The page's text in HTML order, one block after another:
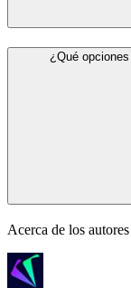
¿Qué
Acerca de los autores